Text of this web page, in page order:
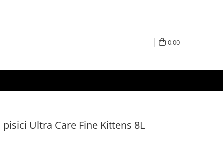
0,00
Ultra Care Fine Kittens 8L